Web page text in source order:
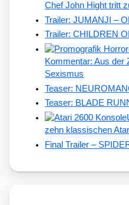
Chef John Hight tritt
Trailer: JUMANJI –
Trailer: CHILDREN
Kommentar: Aus der
Sexismus
Teaser:
Teaser: BLADE
zehn klassischen
Final Trailer –